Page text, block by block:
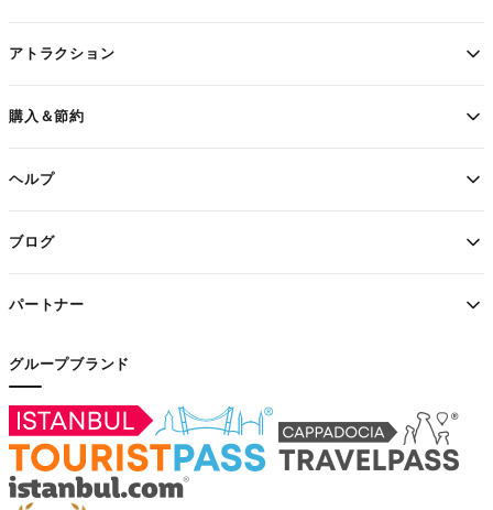
アトラクション
購入＆節約
ヘルプ
ブログ
パートナー
グループブランド